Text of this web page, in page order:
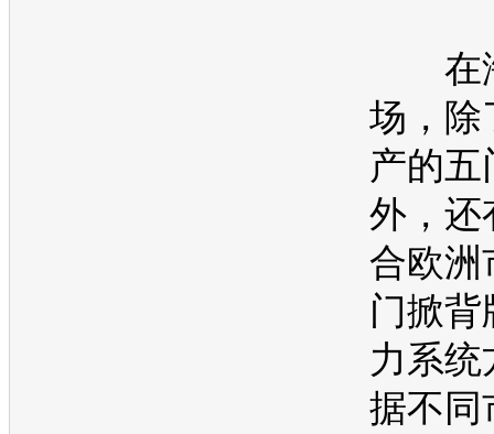
在
场，除
产的五
外，还
合欧洲
门掀背
力系统
据不同